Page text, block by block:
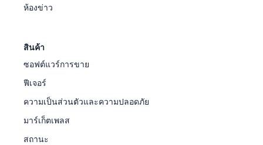
ห้องข่าว
สินค้า
ซอฟต์แวร์การขาย
ฟีเจอร์
ความเป็นส่วนตัวและความปลอดภัย
มาร์เก็ตเพลส
สถานะ